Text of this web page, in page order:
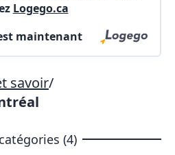
Logego.ca
maintenant
savoir/
(4)